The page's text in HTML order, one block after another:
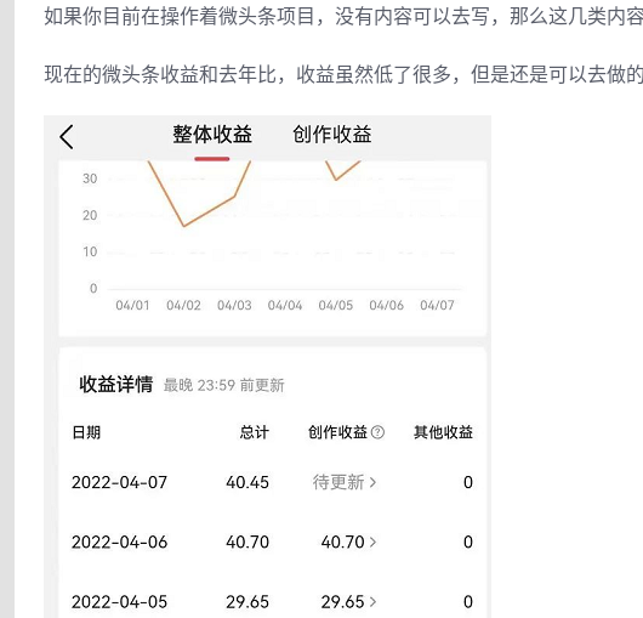
如果你目前在操作着微头条项目，没有内容可以去写，那么这几类内
现在的微头条收益和去年比，收益虽然低了很多，但是还是可以去做